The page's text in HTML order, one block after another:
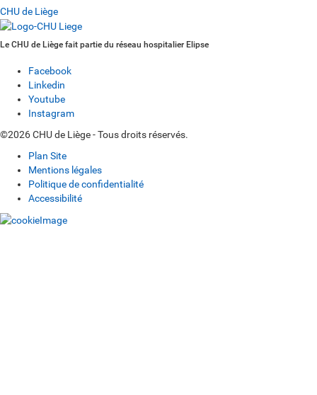
CHU de Liège
Le CHU de Liège fait partie du réseau hospitalier Elipse
Facebook
Linkedin
Youtube
Instagram
©2026 CHU de Liège - Tous droits réservés.
Plan Site
Mentions légales
Politique de confidentialité
Accessibilité